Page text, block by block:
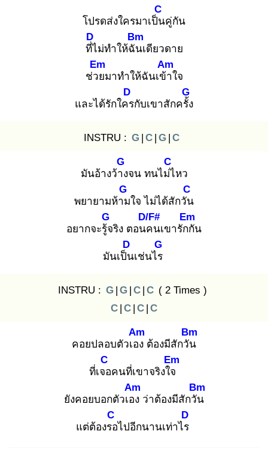
โปรดส่งใครมาเป็น
C
คู่กัน
ที่ไ
D
ม่ทำให้ฉัน
Bm
เดียวดาย
ช่วย
Em
มาทำให้ฉันเข้า
Am
ใจ
และได้รักใคร
D
กับเขาสักครั้ง
G
INSTRU : G | C | G | C
มันอ้างว้าง
G
จน ทนไม่ไ
C
หว
พยายามห้าม
G
ใจ ไม่ได้สักวัน
C
อยากจะรู้จ
G
ริง ตอนค
D/F#
นเขารักกั
Em
น
มันเป็น
D
เช่นไร
G
INSTRU : G | G | C | C ( 2 Times )
C | C | C | C
คอยปลอบตัวเอง
Am
ต้องมีสักวัน
Bm
ที่เจอ
C
คนที่เขาจริงใจ
Em
ยังคอยบอกตัวเอง
Am
ว่าต้องมีสักวัน
Bm
แต่ต้องรอ
C
ไปอีกนานเท่าไร
D